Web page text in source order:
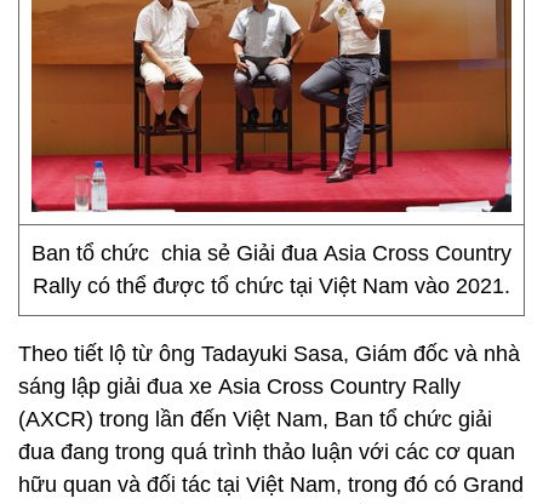
Ban tổ chức chia sẻ Giải đua Asia Cross Country
Rally có thể được tổ chức tại Việt Nam vào 2021.
Theo tiết lộ từ ông Tadayuki Sasa, Giám đốc và nhà
sáng lập giải đua xe Asia Cross Country Rally
(AXCR) trong lần đến Việt Nam, Ban tổ chức giải
đua đang trong quá trình thảo luận với các cơ quan
hữu quan và đối tác tại Việt Nam, trong đó có Grand